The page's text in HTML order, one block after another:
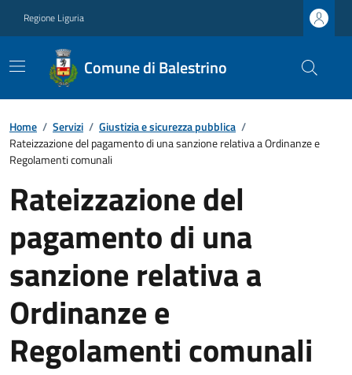
Regione Liguria
Comune di Balestrino
Home / Servizi / Giustizia e sicurezza pubblica /
Rateizzazione del pagamento di una sanzione relativa a Ordinanze e
Regolamenti comunali
Rateizzazione del
pagamento di una
sanzione relativa a
Ordinanze e
Regolamenti comunali